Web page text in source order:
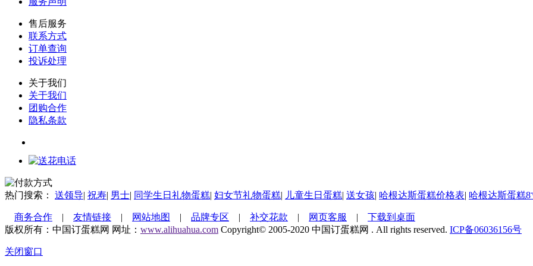
售后服务
联系方式
订单查询
投诉处理
关于我们
关于我们
团购合作
隐私条款
热门搜索： 送领导| 祝寿| 男士| 同学生日礼物蛋糕| 妇女节礼物蛋糕| 儿童生日蛋糕| 送女孩| 哈根达斯蛋糕价格表| 哈根达斯蛋糕
商务合作 | 友情链接 | 网站地图 | 品牌专区 | 补交花款 | 网页客服 | 下载到桌面
版权所有：中国订蛋糕网 网址： www.alihuahua.com Copyright© 2005-2020 中国订蛋糕网 . All rights reserved. ICP备06036156号
关闭窗口